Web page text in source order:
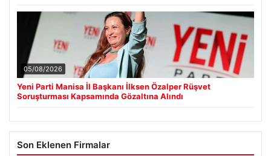
05/08/2026
Yeni Parti Manisa İl Başkanı İlksen Özalper Rüşvet
Soruşturması Kapsamında Gözaltına Alındı
Son Eklenen Firmalar